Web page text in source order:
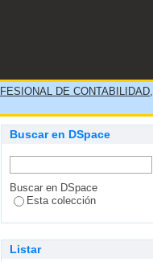
DE CONTABILIDAD,
Buscar en DSpace
Buscar en DSpace
Esta colección
Listar